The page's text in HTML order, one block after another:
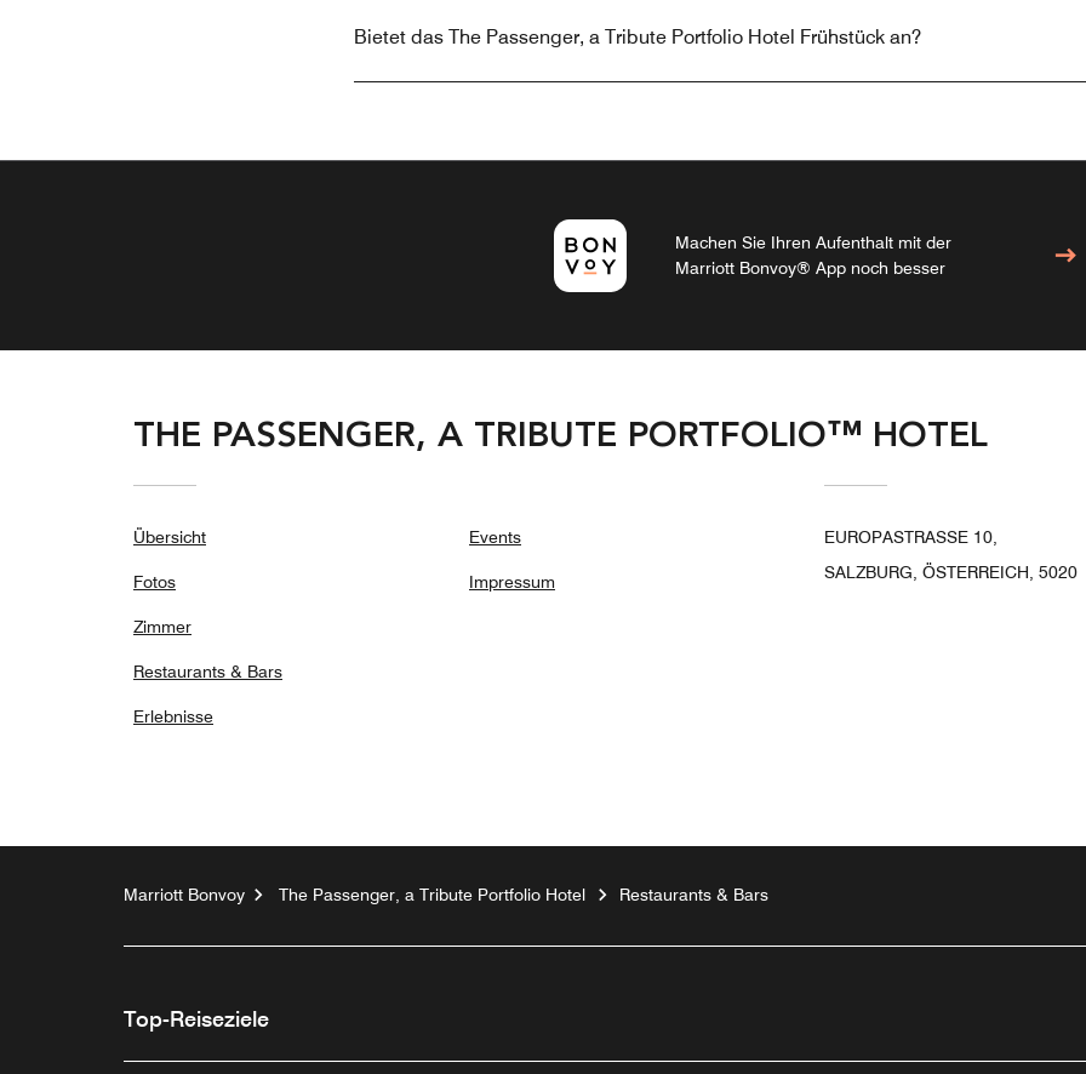
Bietet das The Passenger, a Tribute Portfolio Hotel Frühstück an?
Machen Sie Ihren Aufenthalt mit der
Marriott Bonvoy® App noch besser
THE PASSENGER, A TRIBUTE PORTFOLIO™ HOTEL
Übersicht
Fotos
Zimmer
Restaurants & Bars
Erlebnisse
Events
Impressum
EUROPASTRASSE 10,
SALZBURG, ÖSTERREICH, 5020
Marriott Bonvoy The Passenger, a Tribute Portfolio Hotel Restaurants & Bars
Top-Reiseziele